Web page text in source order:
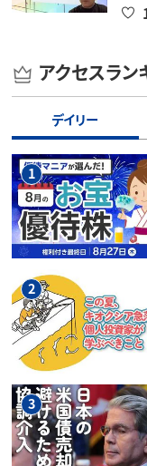
アクセスラン
デイリー
1
2
3